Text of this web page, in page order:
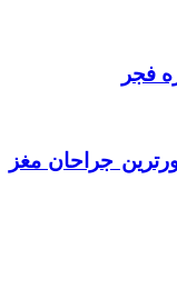
فجر
جراحان مغز